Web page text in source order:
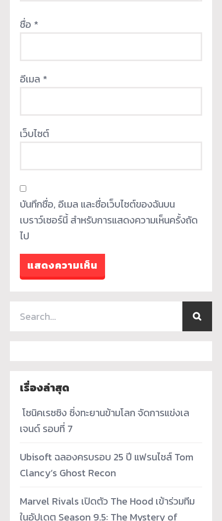
ชื่อ *
อีเมล *
เว็บไซต์
บันทึกชื่อ, อีเมล และชื่อเว็บไซต์ของฉันบน
เบราว์เซอร์นี้ สำหรับการแสดงความเห็นครั้งถัด
ไป
เรื่องล่าสุด
­ โซนิคเรซซิง ซิ่งทะยานข้ามโลก จัดการแข่งเล
เจนด์ รอบที่ 7
Ubisoft ฉลองครบรอบ 25 ปี แฟรนไชส์ Tom
Clancy’s Ghost Recon
Marvel Rivals เปิดตัว The Hood เข้าร่วมทีม
ในอัปเดต Season 9.5: The Mystery of